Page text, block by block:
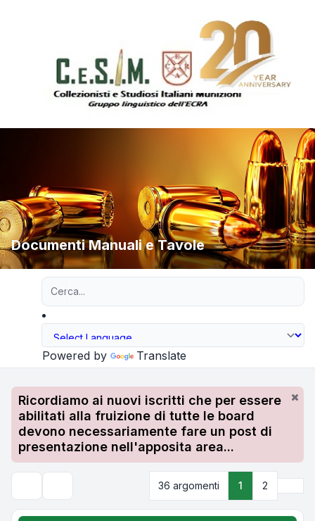
Documenti Manuali e Tavole
Powered by Translate
Ricordiamo ai nuovi iscritti che per essere
abilitati alla fruizione di tutte le board
devono necessariamente fare un post di
presentazione nell'apposita area...
36 argomenti 1 2